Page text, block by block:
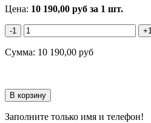
Цена: 10 190,00 руб за 1 шт.
-1 +1
Сумма: 10 190,00 руб
Заполните только имя и телефон!